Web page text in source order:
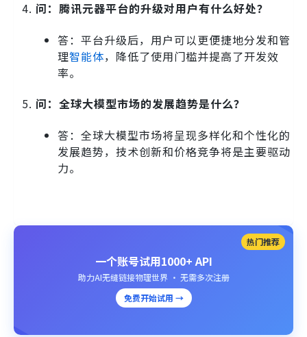
问：腾讯元器平台的升级对用户有什么好处？
答：平台升级后，用户可以更便捷地分发和管
理智能体，降低了使用门槛并提高了开发效
率。
问：全球大模型市场的发展趋势是什么？
答：全球大模型市场将呈现多样化和个性化的
发展趋势，技术创新和价格竞争将是主要驱动
力。
热门推荐
一个账号试用1000+ API
助力AI无缝链接物理世界 · 无需多次注册
免费开始试用 →